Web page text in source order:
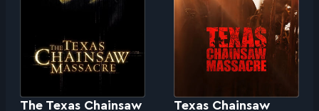
The Texas Chainsaw
Texas Chainsaw